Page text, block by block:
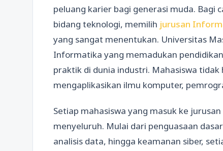
peluang karier bagi generasi muda. Bagi
bidang teknologi, memilih jurusan
yang sangat menentukan. Universitas
Informatika yang memadukan
praktik di dunia industri. Mahasiswa
mengaplikasikan ilmu komputer,
Setiap mahasiswa yang masuk ke
menyeluruh. Mulai dari penguasaan
analisis data, hingga keamanan siber,